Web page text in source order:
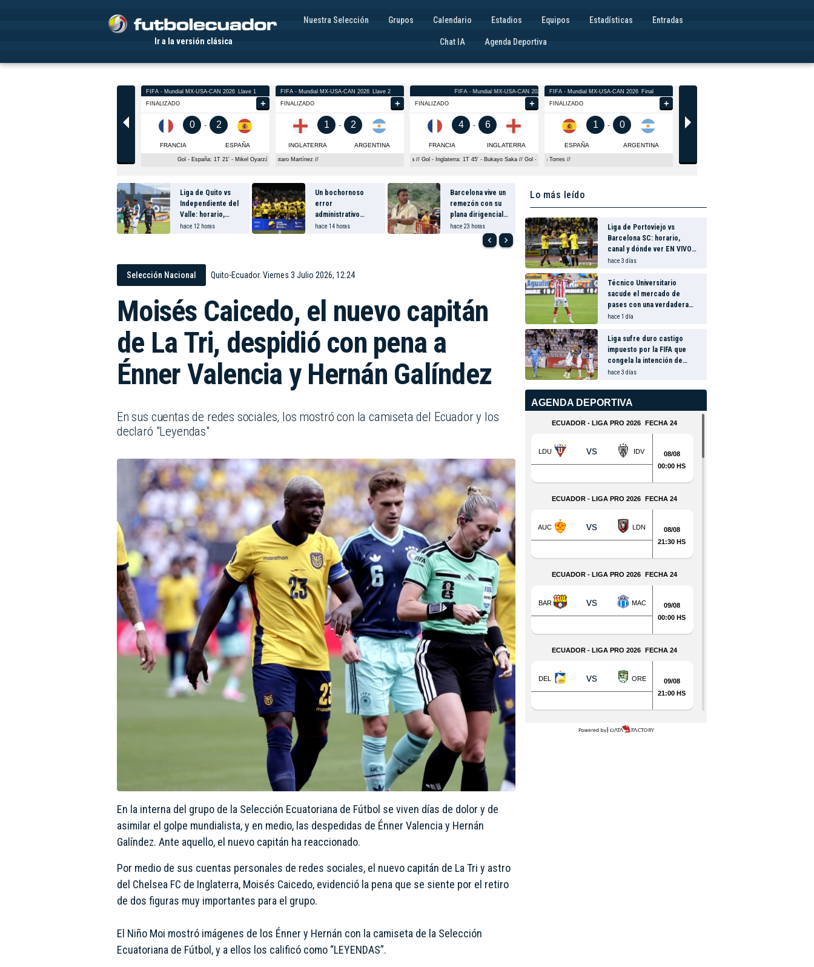
Ir a la versión clásica
Nuestra Selección Grupos Calendario Estadios Equipos Estadísticas Entradas
Chat IA Agenda Deportiva
Liga de Quito vs
Independiente del
Valle: horario,
canal y dónde ver
hace 12 horas
Un bochornoso
error
administrativo
puede dejar a
hace 14 horas
Barcelona vive un
remezón con su
plana dirigencial
tras la renuncia
pública de Antonio
hace 23 horas
la clasificación de
Barcelona en el
Reales
Tamarindos
hace 1 día
chevron_left chevron_right
Selección Nacional Quito-Ecuador. Viernes 3 Julio 2026, 12:24
Moisés Caicedo, el nuevo capitán
de La Tri, despidió con pena a
Énner Valencia y Hernán Galíndez
En sus cuentas de redes sociales, los mostró con la camiseta del Ecuador y los
declaró "Leyendas"
En la interna del grupo de la Selección Ecuatoriana de Fútbol se viven días de dolor y de
asimilar el golpe mundialista, y en medio, las despedidas de Énner Valencia y Hernán
Galíndez. Ante aquello, el nuevo capitán ha reaccionado.
Por medio de sus cuentas personales de redes sociales, el nuevo capitán de La Tri y astro
del Chelsea FC de Inglaterra, Moisés Caicedo, evidenció la pena que se siente por el retiro
de dos figuras muy importantes para el grupo.
El Niño Moi mostró imágenes de los Énner y Hernán con la camiseta de la Selección
Ecuatoriana de Fútbol, y a ellos los calificó como “LEYENDAS”.
Lo más leído
Liga de Portoviejo vs
Barcelona SC: horario,
canal y dónde ver EN VIVO
los octavos de final de la
hace 3 días
Técnico Universitario
sacude el mercado de
pases con una verdadera
revolución para asegurar la
hace 1 día
Liga sufre duro castigo
impuesto por la FIFA que
congela la intención de
hacer nuevos fichajes
hace 3 días